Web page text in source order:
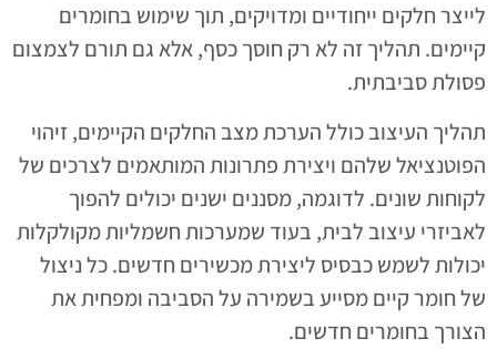
לייצר חלקים ייחודיים ומדויקים, תוך שימוש בחומרים
קיימים. תהליך זה לא רק חוסך כסף, אלא גם תורם לצמצום
פסולת סביבתית.
תהליך העיצוב כולל הערכת מצב החלקים הקיימים, זיהוי
הפוטנציאל שלהם ויצירת פתרונות המותאמים לצרכים של
לקוחות שונים. לדוגמה, מסננים ישנים יכולים להפוך
לאביזרי עיצוב לבית, בעוד שמערכות חשמליות מקולקלות
יכולות לשמש כבסיס ליצירת מכשירים חדשים. כל ניצול
של חומר קיים מסייע בשמירה על הסביבה ומפחית את
הצורך בחומרים חדשים.